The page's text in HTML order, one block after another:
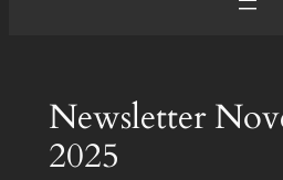
Newsletter
2025